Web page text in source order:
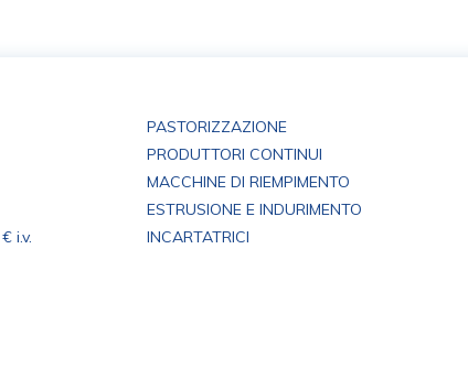
i.v.
PASTORIZZAZIONE
PRODUTTORI CONTINUI
MACCHINE DI RIEMPIMENTO
ESTRUSIONE E INDURIMENTO
INCARTATRICI